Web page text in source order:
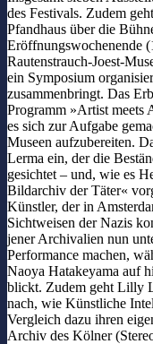
des Festivals. Zudem
Pfandhaus über die
Eröffnungswochenende
Rautenstrauch-Joest-
ein Symposium
zusammenbringt. Das
Programm »Artist meets
es sich zur Aufgabe
Museen aufzubereiten.
Lerma ein, der die
gesichtet – und, wie es
Bildarchiv der Täter«
Künstler, der in
Sichtweisen der Nazis
jener Archivalien nun
Performance machen,
Naoya Hatakeyama auf
blickt. Zudem geht Lilly
nach, wie Künstliche
Vergleich dazu ihren
Archiv des Kölner